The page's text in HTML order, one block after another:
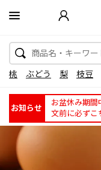
桃 ぶどう 梨 枝豆
お知らせ
お盆休み期間
文前に必ずこ